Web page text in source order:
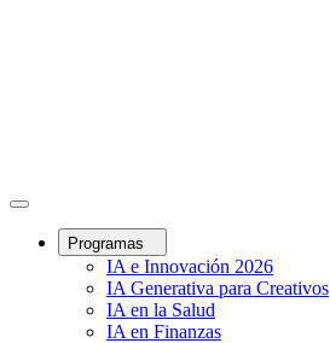
Programas
IA e Innovación 2026
IA Generativa para Creativos
IA en la Salud
IA en Finanzas